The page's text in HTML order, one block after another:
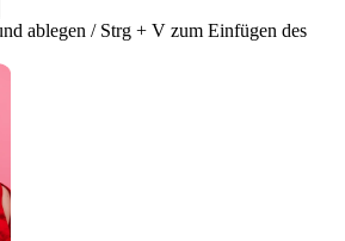
ablegen / Strg + V zum Einfügen des